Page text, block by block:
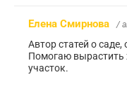
Елена Смирнова /
Автор статей о
Помогаю вырастить
участок.